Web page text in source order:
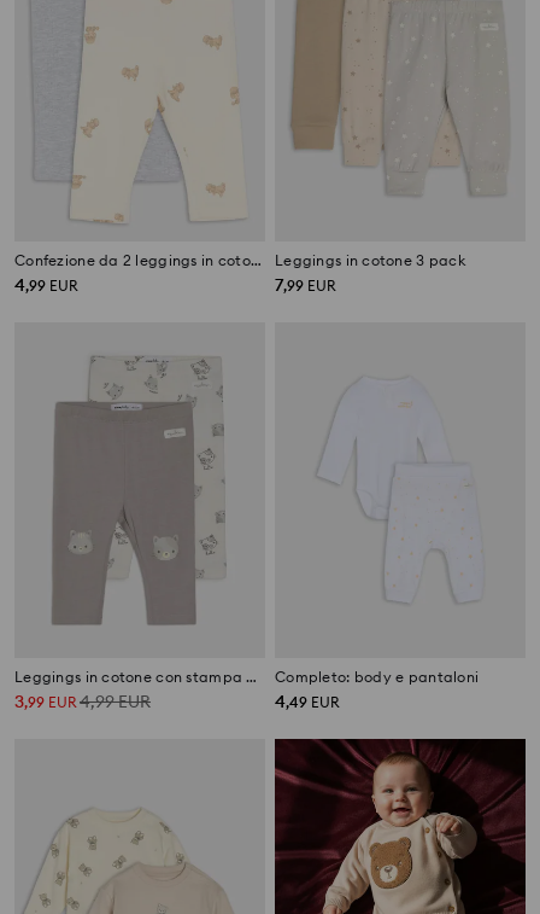
Confezione da 2 leggings in cotone
4,99 EUR
Leggings in cotone 3 pack
7,99 EUR
Leggings in cotone con stampa gatti
3,99 EUR 4,99EUR
Completo: body e pantaloni
4,49 EUR